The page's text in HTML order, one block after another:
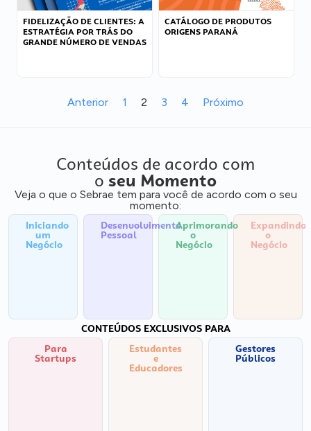
FIDELIZAÇÃO DE CLIENTES: A
ESTRATÉGIA POR TRÁS DO
GRANDE NÚMERO DE VENDAS
CATÁLOGO DE PRODUTOS
ORIGENS PARANÁ
Anterior 1 2 3 4 Próximo
Conteúdos de acordo com
o seu Momento
Veja o que o Sebrae tem para você de acordo com o seu
momento:
Iniciando
um
Negócio
Desenvolvimento
Pessoal
Aprimorando
o
Negócio
Expandindo
o
Negócio
CONTEÚDOS EXCLUSIVOS PARA
Para
Startups
Estudantes
e
Educadores
Gestores
Públicos